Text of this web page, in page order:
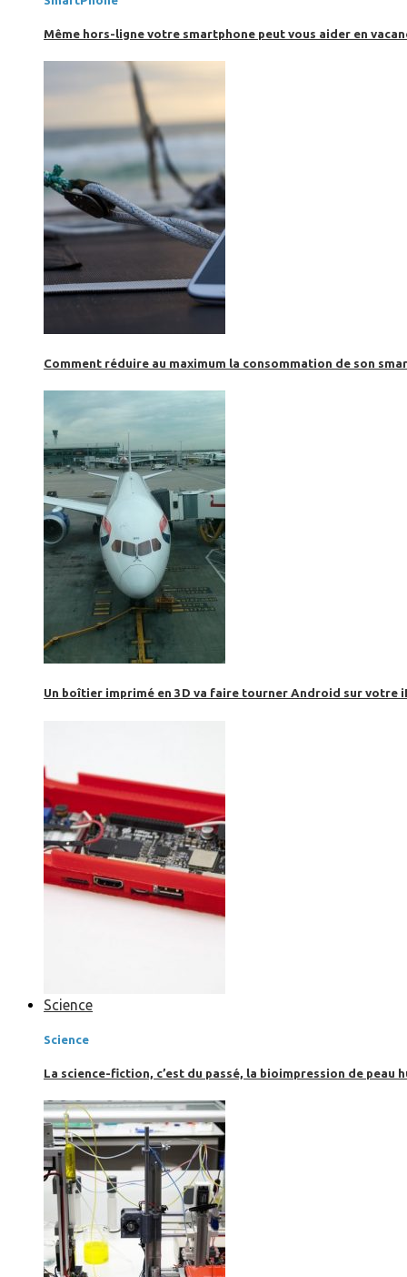
Même hors-ligne votre smartphone peut vous aider en
Comment réduire au maximum la consommation de son
Un boîtier imprimé en 3D va faire tourner Android sur votre
Science
Science
La science-fiction, c’est du passé, la bioimpression de peau